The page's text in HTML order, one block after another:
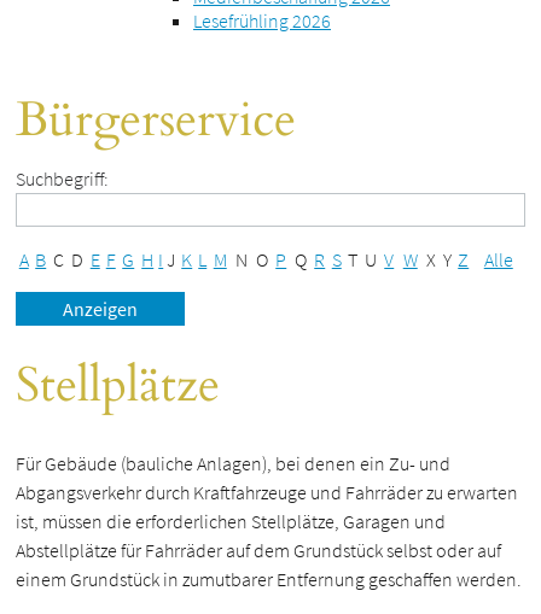
Lesefrühling 2026
Bürgerservice
Suchbegriff:
A B C D E F G H I J K L M N O P Q R S T U V W X Y Z Alle
Stellplätze
Für Gebäude (bauliche Anlagen), bei denen ein Zu- und
Abgangsverkehr durch Kraftfahrzeuge und Fahrräder zu erwarten
ist, müssen die erforderlichen Stellplätze, Garagen und
Abstellplätze für Fahrräder auf dem Grundstück selbst oder auf
einem Grundstück in zumutbarer Entfernung geschaffen werden.